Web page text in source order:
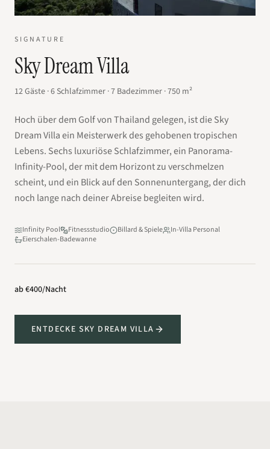
SIGNATURE
Sky Dream Villa
12Gäste ·6 Schlafzimmer ·7 Badezimmer ·750 m²
Hoch über dem Golf von Thailand gelegen, ist die Sky
Dream Villa ein Meisterwerk des gehobenen tropischen
Lebens. Sechs luxuriöse Schlafzimmer, ein Panorama-
Infinity-Pool, der mit dem Horizont zu verschmelzen
scheint, und ein Blick auf den Sonnenuntergang, der dich
noch lange nach deiner Abreise begleiten wird.
Infinity Pool Fitnessstudio Billard & Spiele
In-Villa Personal
Eierschalen-Badewanne
ab€400/Nacht
ENTDECKE SKY DREAM VILLA